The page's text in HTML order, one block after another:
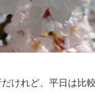
けれど、平日は比